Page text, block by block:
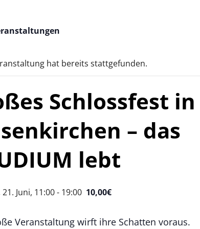
hat bereits stattgefunden.
Schlossfest in
– das
lebt
Juni, 11:00- 19:00 10,00€
Veranstaltung wirft ihre Schatten voraus.